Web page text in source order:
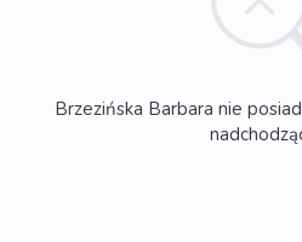
Brzezińska Barbara nie